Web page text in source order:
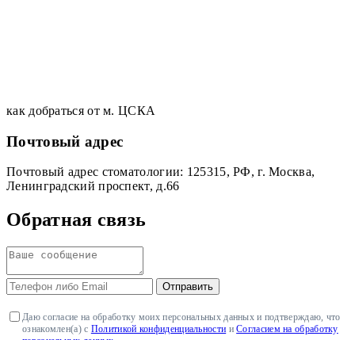
как добраться от м. ЦСКА
Почтовый адрес
Почтовый адрес стоматологии: 125315, РФ, г. Москва,
Ленинградский проспект, д.66
Обратная связь
Отправить
Даю согласие на обработку моих персональных данных и подтверждаю, что
ознакомлен(а) с Политикой конфиденциальности иСогласием на обработку